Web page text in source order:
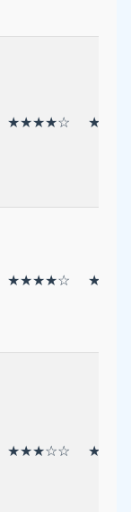
★★★★☆
★★★★☆
★★★☆☆